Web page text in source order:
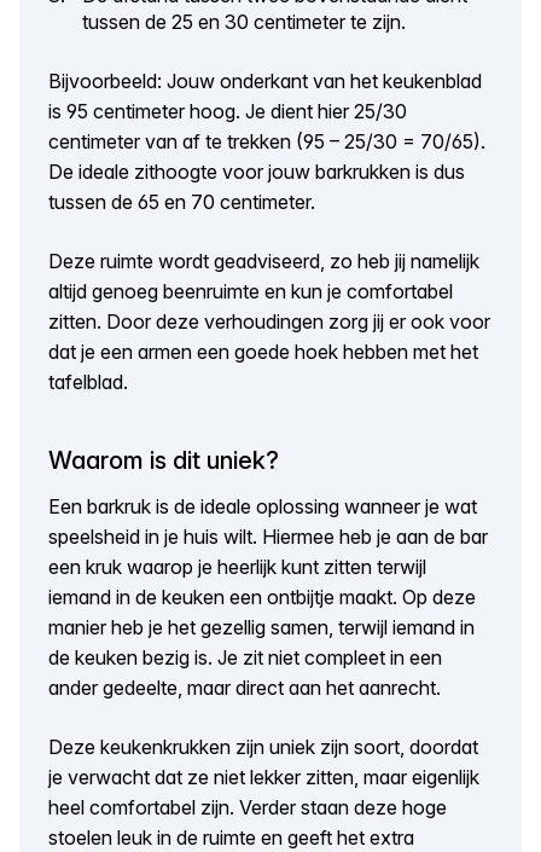
tussen de 25 en 30 centimeter te zijn.
Bijvoorbeeld: Jouw onderkant van het keukenblad
is 95 centimeter hoog. Je dient hier 25/30
centimeter van af te trekken (95 – 25/30 = 70/65).
De ideale zithoogte voor jouw barkrukken is dus
tussen de 65 en 70 centimeter.
Deze ruimte wordt geadviseerd, zo heb jij namelijk
altijd genoeg beenruimte en kun je comfortabel
zitten. Door deze verhoudingen zorg jij er ook voor
dat je een armen een goede hoek hebben met het
tafelblad.
Waarom is dit uniek?
Een barkruk is de ideale oplossing wanneer je wat
speelsheid in je huis wilt. Hiermee heb je aan de bar
een kruk waarop je heerlijk kunt zitten terwijl
iemand in de keuken een ontbijtje maakt. Op deze
manier heb je het gezellig samen, terwijl iemand in
de keuken bezig is. Je zit niet compleet in een
ander gedeelte, maar direct aan het aanrecht.
Deze keukenkrukken zijn uniek zijn soort, doordat
je verwacht dat ze niet lekker zitten, maar eigenlijk
heel comfortabel zijn. Verder staan deze hoge
stoelen leuk in de ruimte en geeft het extra